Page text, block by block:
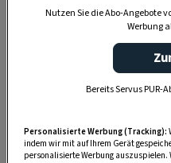
Nutzen Sie die Abo-Angebote
Werbung
Bereits Servus PUR-
Personalisierte Werbung (Tracking):
indem wir mit auf Ihrem Gerät
personalisierte Werbung auszuspielen.